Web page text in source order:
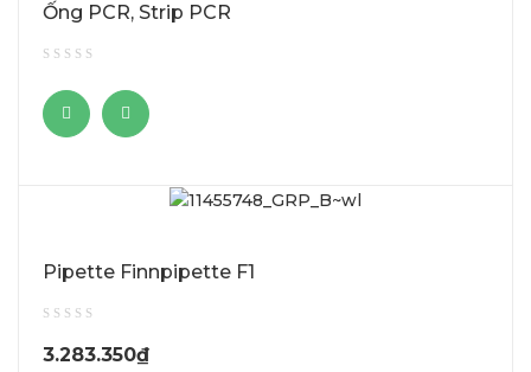
Ống PCR, Strip PCR
Pipette Finnpipette F1
3.283.350₫